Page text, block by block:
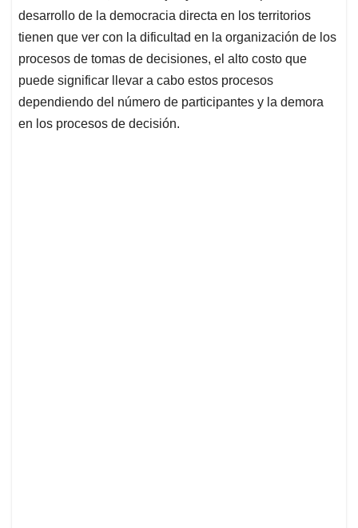
desarrollo de la democracia directa en los territorios
tienen que ver con la dificultad en la organización de los
procesos de tomas de decisiones, el alto costo que
puede significar llevar a cabo estos procesos
dependiendo del número de participantes y la demora
en los procesos de decisión.